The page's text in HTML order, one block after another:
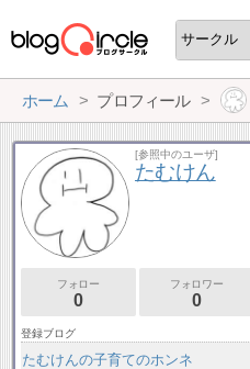
ホーム プロフィール
[参照中のユーザ]
たむけん
フォロー
0
フォロワー
0
登録ブログ
たむけんの子育てのホンネ